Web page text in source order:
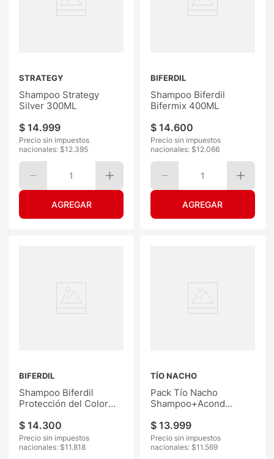
STRATEGY
Shampoo Strategy
Silver 300ML
$ 14.999
Precio sin impuestos
nacionales: $12.395
1
BIFERDIL
Shampoo Biferdil
Bifermix 400ML
$ 14.600
Precio sin impuestos
nacionales: $12.066
1
BIFERDIL
Shampoo Biferdil
Protección del Color
$ 14.300
Precio sin impuestos
nacionales: $11.818
TÍO NACHO
Pack Tío Nacho
Shampoo+Acond
$ 13.999
Precio sin impuestos
nacionales: $11.569